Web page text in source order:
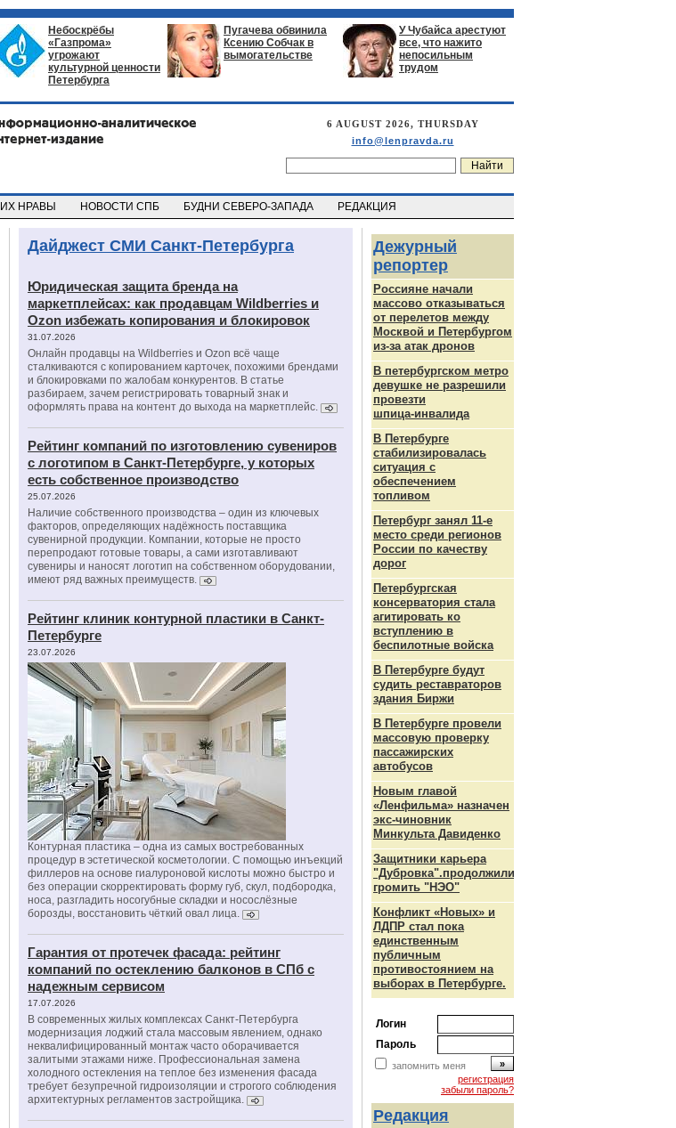
Небоскрёбы
«Газпрома»
угрожают
культурной ценности
Петербурга
Пугачева обвинила
Ксению Собчак в
вымогательстве
У Чубайса арестуют
все, что нажито
непосильным
трудом
6 AUGUST 2026, THURSDAY
info@lenpravda.ru
ИХ НРАВЫ НОВОСТИ СПБ БУДНИ СЕВЕРО-ЗАПАДА РЕДАКЦИЯ
Дайджест СМИ Санкт-Петербурга
Юридическая защита бренда на
маркетплейсах: как продавцам Wildberries и
Ozon избежать копирования и блокировок
31.07.2026
Онлайн продавцы на Wildberries и Ozon всё чаще
сталкиваются с копированием карточек, похожими брендами
и блокировками по жалобам конкурентов. В статье
разбираем, зачем регистрировать товарный знак и
оформлять права на контент до выхода на маркетплейс.
Рейтинг компаний по изготовлению сувениров
с логотипом в Санкт-Петербурге, у которых
есть собственное производство
25.07.2026
Наличие собственного производства – один из ключевых
факторов, определяющих надёжность поставщика
сувенирной продукции. Компании, которые не просто
перепродают готовые товары, а сами изготавливают
сувениры и наносят логотип на собственном оборудовании,
имеют ряд важных преимуществ.
Рейтинг клиник контурной пластики в Санкт-
Петербурге
23.07.2026
Контурная пластика – одна из самых востребованных
процедур в эстетической косметологии. С помощью инъекций
филлеров на основе гиалуроновой кислоты можно быстро и
без операции скорректировать форму губ, скул, подбородка,
носа, разгладить носогубные складки и носослёзные
борозды, восстановить чёткий овал лица.
Гарантия от протечек фасада: рейтинг
компаний по остеклению балконов в СПб с
надежным сервисом
17.07.2026
В современных жилых комплексах Санкт-Петербурга
модернизация лоджий стала массовым явлением, однако
неквалифицированный монтаж часто оборачивается
залитыми этажами ниже. Профессиональная замена
холодного остекления на теплое без изменения фасада
требует безупречной гидроизоляции и строгого соблюдения
архитектурных регламентов застройщика.
Дежурный
репортер
Россияне начали
массово отказываться
от перелетов между
Москвой и Петербургом
из-за атак дронов
В петербургском метро
девушке не разрешили
провезти
шпица‑инвалида
В Петербурге
стабилизировалась
ситуация с
обеспечением
топливом
Петербург занял 11-е
место среди регионов
России по качеству
дорог
Петербургская
консерватория стала
агитировать ко
вступлению в
беспилотные войска
В Петербурге будут
судить реставраторов
здания Биржи
В Петербурге провели
массовую проверку
пассажирских
автобусов
Новым главой
«Ленфильма» назначен
экс-чиновник
Минкульта Давиденко
Защитники карьера
"Дубровка".продолжили
громить "НЭО"
Конфликт «Новых» и
ЛДПР стал пока
единственным
публичным
противостоянием на
выборах в Петербурге.
Логин
Пароль
запомнить меня
регистрация
забыли пароль?
Редакция